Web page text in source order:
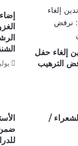
إلغاء حفل
الترهيب
يوليو
/